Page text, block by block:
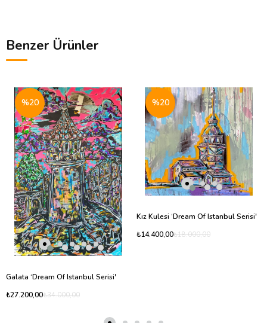
Benzer Ürünler
Galata ‘Dream Of Istanbul Serisi'
₺27.200,00₺34.000,00
%20
Kız Kulesi ‘Dream Of Istanbul Serisi'
₺14.400,00₺18.000,00
%20